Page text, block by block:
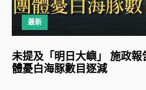
最新
未提及「明日大嶼」 施政
體憂白海豚數目逐減